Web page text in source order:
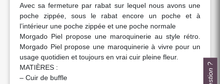
Avec sa fermeture par rabat sur lequel nous avons une
poche zippée, sous le rabat encore un poche et à
l’intérieur une poche zippée et une poche normale
Morgado Piel propose une maroquinerie au style rétro.
Morgado Piel propose une maroquinerie à vivre pour un
usage quotidien et toujours en vrai cuir pleine fleur.
MATIÈRES :
– Cuir de buffle